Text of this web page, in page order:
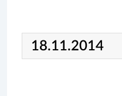
18.11.2014